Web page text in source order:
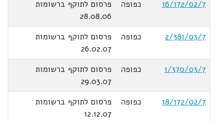
16/172/02/7
כפופה
פרסום לתוקף ברשומות
28.08.06
2/381/03/7
כפופה
פרסום לתוקף ברשומות
26.02.07
1/370/03/7
כפופה
פרסום לתוקף ברשומות
29.03.07
18/172/02/7
כפופה
פרסום לתוקף ברשומות
12.12.07